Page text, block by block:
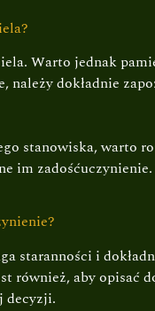
Warto jednak
dokładnie
stanowiska, warto
im
staranności i
również, aby opisać
decyzji.